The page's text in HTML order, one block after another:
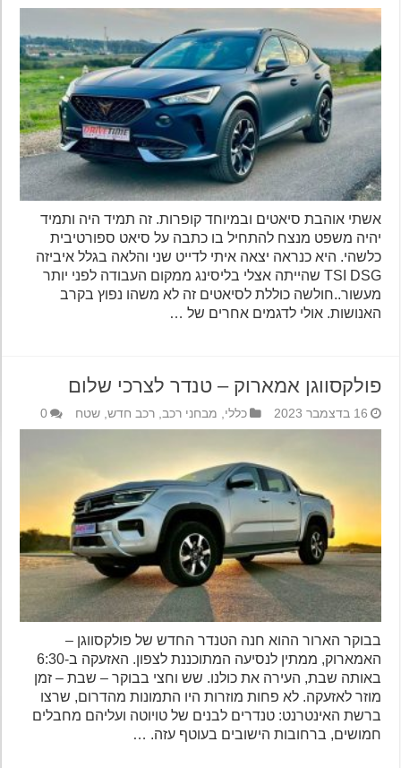
אשתי אוהבת סיאטים ובמיוחד קופרות. זה תמיד היה ותמיד
יהיה משפט מנצח להתחיל בו כתבה על סיאט ספורטיבית
כלשהי. היא כנראה יצאה איתי לדייט שני והלאה בגלל איביזה
TSI DSG שהייתה אצלי בליסינג ממקום העבודה לפני יותר
מעשור..חולשה כוללת לסיאטים זה לא משהו נפוץ בקרב
האנושות. אולי לדגמים אחרים של …
פולקסווגן אמארוק – טנדר לצרכי שלום
16 בדצמבר 2023 כללי,מבחני רכב,רכב חדש,שטח 0
בבוקר הארור ההוא חנה הטנדר החדש של פולקסווגן –
האמארוק, ממתין לנסיעה המתוכננת לצפון. האזעקה ב-6:30
באותה שבת, העירה את כולנו. שש וחצי בבוקר – שבת – זמן
מוזר לאזעקה. לא פחות מוזרות היו התמונות מהדרום, שרצו
ברשת האינטרנט: טנדרים לבנים של טויוטה ועליהם מחבלים
חמושים, ברחובות הישובים בעוטף עזה. …